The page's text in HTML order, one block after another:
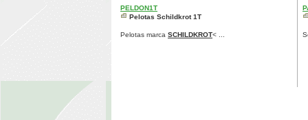
PELDON1T
Pelotas Schildkrot 1T
Pelotas marca SCHILDKROT< ...